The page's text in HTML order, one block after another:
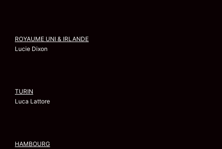
ROYAUME UNI & IRLANDE
Lucie Dixon
TURIN
Luca Lattore
HAMBOURG